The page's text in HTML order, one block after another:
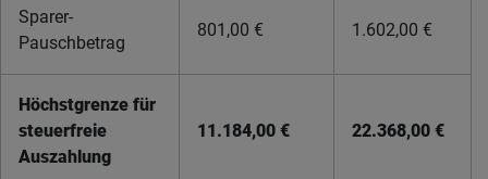
Sparer-
Pauschbetrag
801,00 € 1.602,00 €
Höchstgrenze für
steuerfreie
Auszahlung
11.184,00 € 22.368,00 €